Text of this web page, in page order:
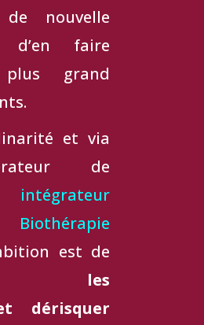
de nouvelle
d’en faire
grand
et via
de
intégrateur
est de
les
dérisquer